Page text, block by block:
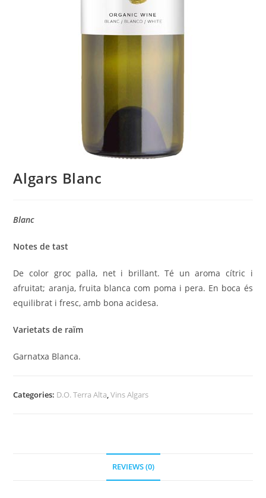
Algars Blanc
Blanc
Notes de tast
De color groc palla, net i brillant. Té un aroma cítric i
afruitat; aranja, fruita blanca com poma i pera. En boca és
equilibrat i fresc, amb bona acidesa.
Varietats de raïm
Garnatxa Blanca.
Categories: D.O. Terra Alta,Vins Algars
REVIEWS (0)